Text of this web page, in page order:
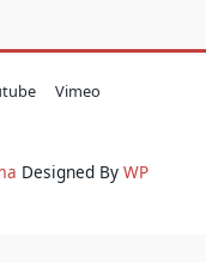
Vimeo
Designed By WP